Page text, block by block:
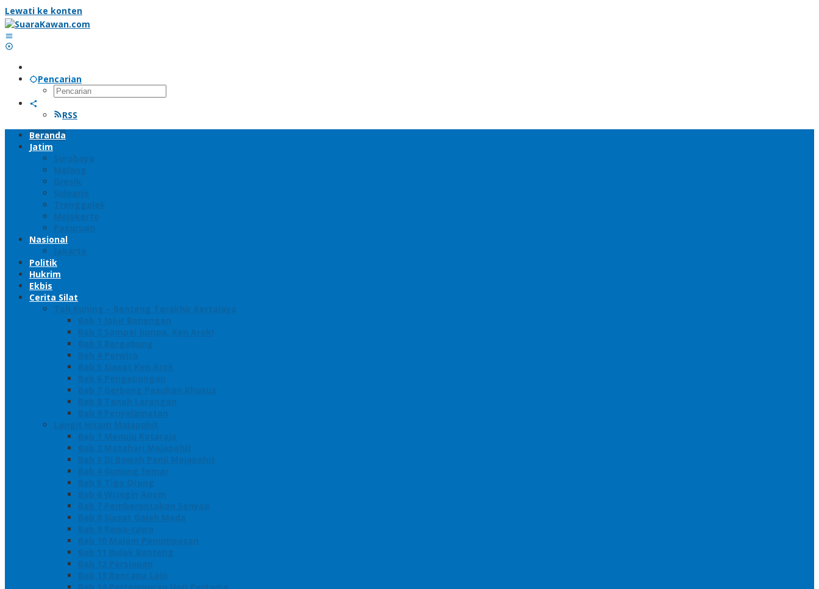
Lewati ke konten
Pencarian
RSS
Beranda
Jatim
Surabaya
Malang
Gresik
Sidoarjo
Trenggalek
Mojokerto
Pasuruan
Nasional
Jakarta
Politik
Hukrim
Ekbis
Cerita Silat
Toh Kuning – Benteng Terakhir Kertajaya
Bab 1 Jalur Banengan
Bab 2 Sampai Jumpa, Ken Arok!
Bab 3 Bergabung
Bab 4 Perwira
Bab 5 Siasat Ken Arok
Bab 6 Pengepungan
Bab 7 Gerbang Pasukan Khusus
Bab 8 Tanah Larangan
Bab 9 Penyelamatan
Langit Hitam Majapahit
Bab 1 Menuju Kotaraja
Bab 2 Matahari Majapahit
Bab 3 Di Bawah Panji Majapahit
Bab 4 Gunung Semar
Bab 5 Tiga Orang
Bab 6 Wringin Anom
Bab 7 Pemberontakan Senyap
Bab 8 Siasat Gajah Mada
Bab 9 Rawa-rawa
Bab 10 Malam Penumpasan
Bab 11 Bulak Banteng
Bab 12 Persiapan
Bab 13 Rencana Lain